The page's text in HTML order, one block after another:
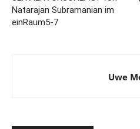
Natarajan Subramanian im
einRaum5-7
Uwe